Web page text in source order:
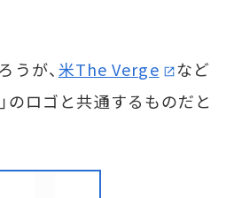
が、 米The Verge
など
のロゴと共通するものだと